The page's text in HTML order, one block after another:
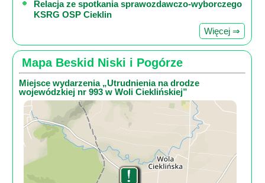
Relacja ze spotkania sprawozdawczo-wyborczego
KSRG OSP Cieklin
Więcej ⇒
Mapa Beskid Niski i Pogórze
Miejsce wydarzenia „Utrudnienia na drodze
wojewódzkiej nr 993 w Woli Cieklińskiej”